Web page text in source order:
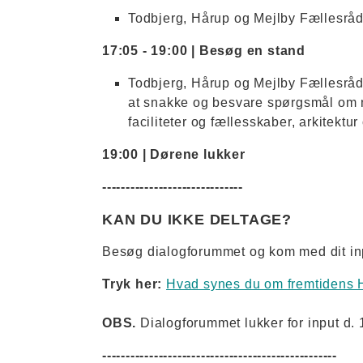
Todbjerg, Hårup og Mejlby
17:05 - 19:00 | Besøg en stand
Todbjerg, Hårup og Mejlby
at snakke og besvare spørgsmål
faciliteter og fællesskaber, arkitektur
19:00 | Dørene lukker
------------------------------
KAN DU IKKE DELTAGE?
Besøg dialogforummet og kom med dit
Tryk her: Hvad synes du om fremtidens
OBS. Dialogforummet lukker for input
--------------------------------------------------